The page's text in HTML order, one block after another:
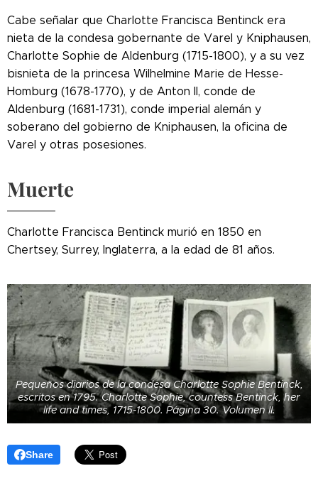
Cabe señalar que Charlotte Francisca Bentinck era
nieta de la condesa gobernante de Varel y Kniphausen,
Charlotte Sophie de Aldenburg (1715-1800), y a su vez
bisnieta de la princesa Wilhelmine Marie de Hesse-
Homburg (1678-1770), y de Anton II, conde de
Aldenburg (1681-1731), conde imperial alemán y
soberano del gobierno de Kniphausen, la oficina de
Varel y otras posesiones.
Muerte
Charlotte Francisca Bentinck murió en 1850 en
Chertsey, Surrey, Inglaterra, a la edad de 81 años.
Pequeños diarios de la condesa Charlotte Sophie Bentinck,
escritos en 1795. Charlotte Sophie, countess Bentinck, her
life and times, 1715-1800. Página 30. Volumen II.
Share